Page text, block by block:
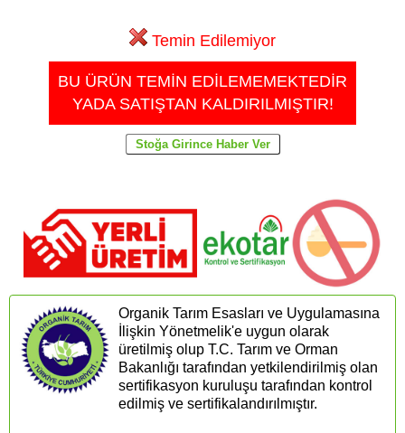
Temin Edilemiyor
BU ÜRÜN TEMİN EDİLEMEMEKTEDİR
YADA SATIŞTAN KALDIRILMIŞTIR!
Organik Tarım Esasları ve Uygulamasına
İlişkin Yönetmelik'e uygun olarak
üretilmiş olup T.C. Tarım ve Orman
Bakanlığı tarafından yetkilendirilmiş olan
sertifikasyon kuruluşu tarafından kontrol
edilmiş ve sertifikalandırılmıştır.